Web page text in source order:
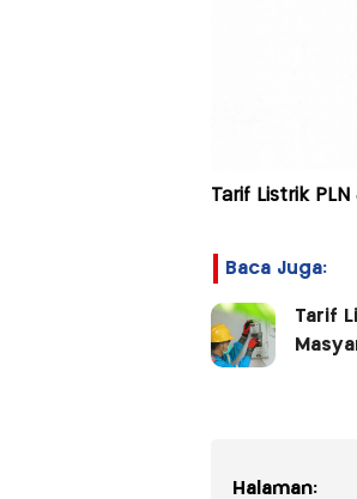
Tarif Listrik
Baca Juga:
Tarif
Halaman: